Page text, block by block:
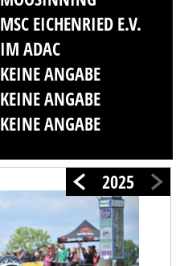
MSC EICHENRIED E.V.
IM ADAC
KEINE ANGABE
KEINE ANGABE
KEINE ANGABE
2025